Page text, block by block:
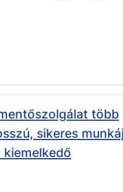
több
sikeres